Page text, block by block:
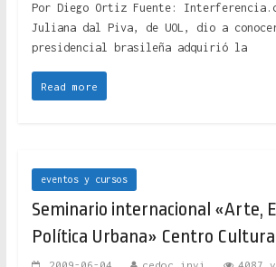
Por Diego Ortiz Fuente:
Juliana dal Piva, de UOL, dio a
presidencial brasileña adquirió la
Read more
eventos y cursos
Seminario internacional «Arte,
Política Urbana» Centro